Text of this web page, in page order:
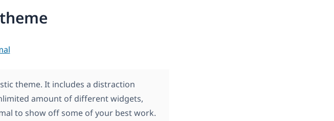
theme. It includes a distraction
amount of different widgets,
to show off some of your best work.